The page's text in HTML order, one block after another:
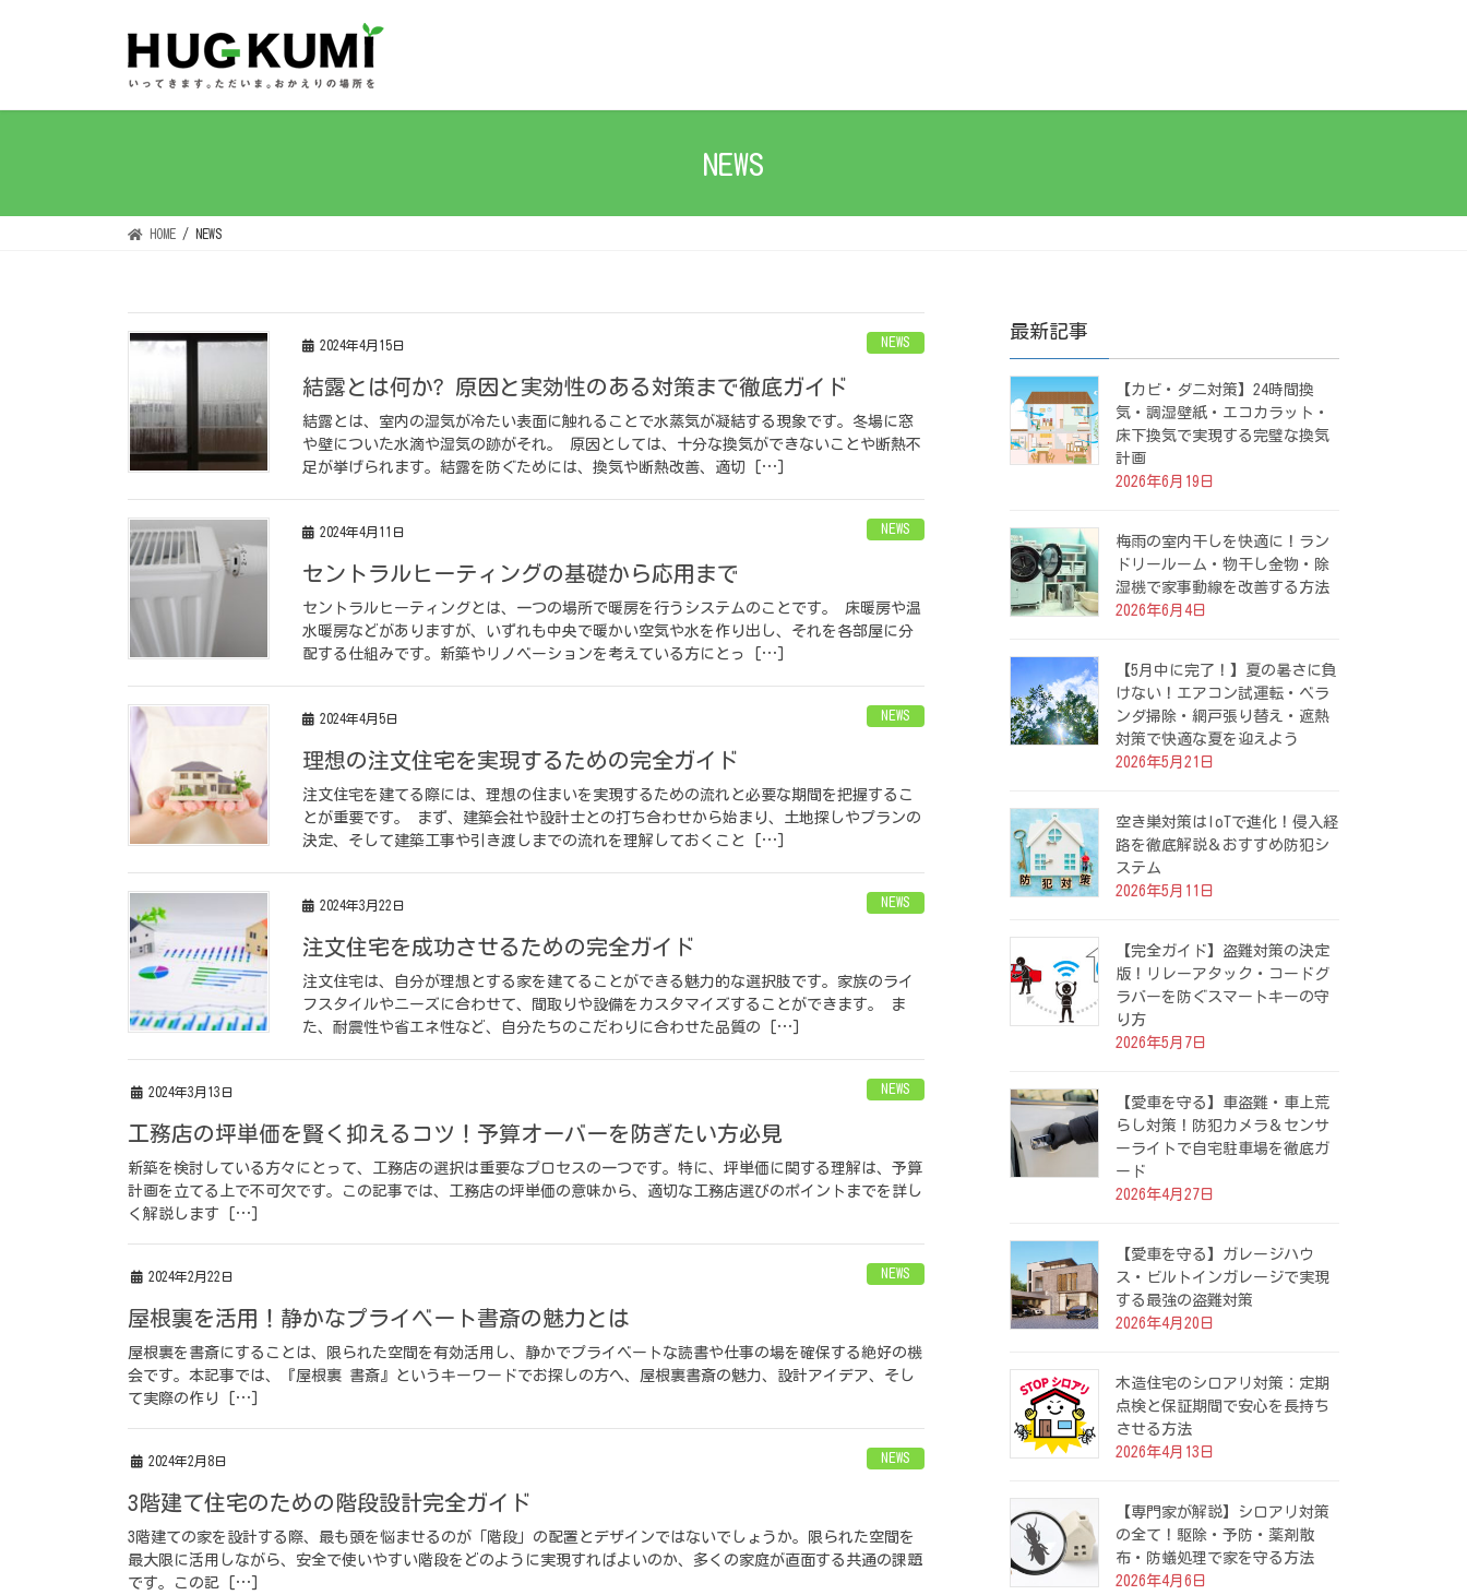
NEWS
HOME NEWS
2024年4月15日 NEWS
結露とは何か? 原因と実効性のある対策まで徹底ガイド
結露とは、室内の湿気が冷たい表面に触れることで水蒸気が凝結する現象です。冬場に窓
や壁についた水滴や湿気の跡がそれ。 原因としては、十分な換気ができないことや断熱不
足が挙げられます。結露を防ぐためには、換気や断熱改善、適切 […]
2024年4月11日 NEWS
セントラルヒーティングの基礎から応用まで
セントラルヒーティングとは、一つの場所で暖房を行うシステムのことです。 床暖房や温
水暖房などがありますが、いずれも中央で暖かい空気や水を作り出し、それを各部屋に分
配する仕組みです。新築やリノベーションを考えている方にとっ […]
2024年4月5日 NEWS
理想の注文住宅を実現するための完全ガイド
注文住宅を建てる際には、理想の住まいを実現するための流れと必要な期間を把握するこ
とが重要です。 まず、建築会社や設計士との打ち合わせから始まり、土地探しやプランの
決定、そして建築工事や引き渡しまでの流れを理解しておくこと […]
2024年3月22日 NEWS
注文住宅を成功させるための完全ガイド
注文住宅は、自分が理想とする家を建てることができる魅力的な選択肢です。家族のライ
フスタイルやニーズに合わせて、間取りや設備をカスタマイズすることができます。 ま
た、耐震性や省エネ性など、自分たちのこだわりに合わせた品質の […]
2024年3月13日 NEWS
工務店の坪単価を賢く抑えるコツ！予算オーバーを防ぎたい方必見
新築を検討している方々にとって、工務店の選択は重要なプロセスの一つです。特に、坪単価に関する理解は、予算
計画を立てる上で不可欠です。この記事では、工務店の坪単価の意味から、適切な工務店選びのポイントまでを詳し
く解説します […]
2024年2月22日 NEWS
屋根裏を活用！静かなプライベート書斎の魅力とは
屋根裏を書斎にすることは、限られた空間を有効活用し、静かでプライベートな読書や仕事の場を確保する絶好の機
会です。本記事では、『屋根裏 書斎』というキーワードでお探しの方へ、屋根裏書斎の魅力、設計アイデア、そし
て実際の作り […]
2024年2月8日 NEWS
3階建て住宅のための階段設計完全ガイド
3階建ての家を設計する際、最も頭を悩ませるのが「階段」の配置とデザインではないでしょうか。限られた空間を
最大限に活用しながら、安全で使いやすい階段をどのように実現すればよいのか、多くの家庭が直面する共通の課題
です。この記 […]
最新記事
【カビ・ダニ対策】24時間換
気・調湿壁紙・エコカラット・
床下換気で実現する完璧な換気
計画
2026年6月19日
梅雨の室内干しを快適に！ラン
ドリールーム・物干し金物・除
湿機で家事動線を改善する方法
2026年6月4日
【5月中に完了！】夏の暑さに負
けない！エアコン試運転・ベラ
ンダ掃除・網戸張り替え・遮熱
対策で快適な夏を迎えよう
2026年5月21日
空き巣対策はIoTで進化！侵入経
路を徹底解説＆おすすめ防犯シ
ステム
2026年5月11日
【完全ガイド】盗難対策の決定
版！リレーアタック・コードグ
ラバーを防ぐスマートキーの守
り方
2026年5月7日
【愛車を守る】車盗難・車上荒
らし対策！防犯カメラ＆センサ
ーライトで自宅駐車場を徹底ガ
ード
2026年4月27日
【愛車を守る】ガレージハウ
ス・ビルトインガレージで実現
する最強の盗難対策
2026年4月20日
木造住宅のシロアリ対策：定期
点検と保証期間で安心を長持ち
させる方法
2026年4月13日
【専門家が解説】シロアリ対策
の全て！駆除・予防・薬剤散
布・防蟻処理で家を守る方法
2026年4月6日